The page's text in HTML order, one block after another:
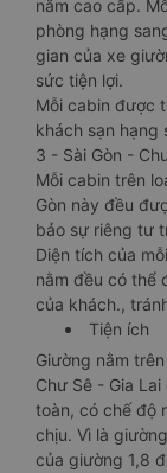
nằm cao cấp.
phòng hạng
gian của xe
sức tiện lợi.
Mỗi cabin được
khách sạn hạng
3 - Sài Gòn -
Mỗi cabin trên
Gòn này đều
bảo sự riêng tư
Diện tích của
nằm đều có thể
của khách.,
Tiện ích
Giường nằm
Chư Sê - Gia
toàn, có chế độ
chịu. Vì là
của giường 1,8